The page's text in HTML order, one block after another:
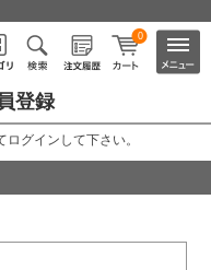
0
登録
グインして下さい。